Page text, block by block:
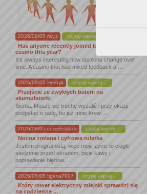
2026/08/05 rixy1 czytaj więcej...
Has anyone recently joined lordofspins
casino this year?
It's always interesting how opinions change over
time. A casino that had mixed feedback a ...
2026/08/05 Hernyk czytaj więcej...
Przejście ze zwykłych baterii na
akumulatorki
Siema. Muszę się trochę wyżalić i przy okazji
podpytać o radę, bo już mnie krew ...
2026/08/05 cosetteblack czytaj więcej...
Nocna zmiana i cyfrowa ruletka
Jestem programistą, więc moje życie to ciągłe
siedzenie przed ekranem, picie kawy i
poprawianie błędów, ...
2026/08/05 tigexa7907 czytaj więcej...
Który rower elektryczny miejski sprawdzi się
na codzienne ...